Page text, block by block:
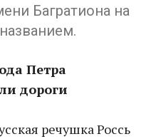
Багратиона на
Петра
дороги
речушка Россь